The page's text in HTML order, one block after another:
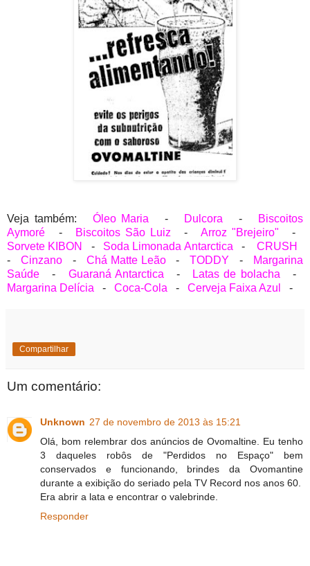
Veja também: Óleo Maria - Dulcora -
Biscoitos
Aymoré - Biscoitos São Luiz - Arroz "Brejeiro" -
Sorvete KIBON
- Soda Limonada Antarctica - CRUSH
- Cinzano- Chá Matte Leão-TODDY -
Margarina
Saúde - Guaraná Antarctica - Latas de bolacha -
Margarina Delícia - Coca-Cola - Cerveja Faixa Azul -
Compartilhar
Um comentário:
Unknown 27 de novembro de 2013 às 15:21
Olá, bom relembrar dos anúncios de Ovomaltine. Eu tenho
3 daqueles robôs de "Perdidos no Espaço" bem
conservados e funcionando, brindes da Ovomantine
durante a exibição do seriado pela TV Record nos anos 60.
Era abrir a lata e encontrar o valebrinde.
Responder